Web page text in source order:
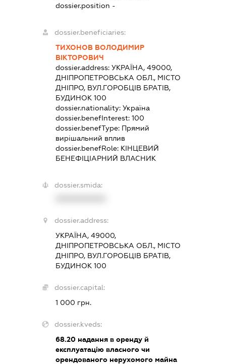
dossier.position -
dossier.beneficiaries:
ТИХОНОВ ВОЛОДИМИР
ВІКТОРОВИЧ
dossier.address: УКРАЇНА, 49000,
ДНІПРОПЕТРОВСЬКА ОБЛ., МІСТО
ДНІПРО, ВУЛ.ГОРОБЦІВ БРАТІВ,
БУДИНОК 100
dossier.nationality: Україна
dossier.benefInterest: 100
dossier.benefType: Прямий
вирішальний вплив
dossier.benefRole: КІНЦЕВИЙ
БЕНЕФІЦІАРНИЙ ВЛАСНИК
dossier.smida:
dossier.address:
УКРАЇНА, 49000,
ДНІПРОПЕТРОВСЬКА ОБЛ., МІСТО
ДНІПРО, ВУЛ.ГОРОБЦІВ БРАТІВ,
БУДИНОК 100
dossier.capital:
1 000 грн.
dossier.kveds:
68.20надання в оренду й
експлуатацію власного чи
орендованого нерухомого майна